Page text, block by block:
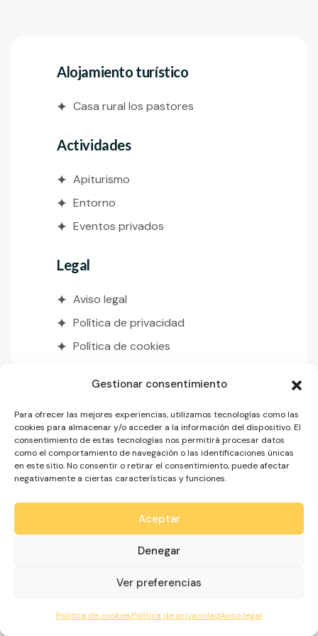
Gestionar consentimiento
Para ofrecer las mejores experiencias, utilizamos tecnologías como las
cookies para almacenar y/o acceder a la información del dispositivo. El
consentimiento de estas tecnologías nos permitirá procesar datos
como el comportamiento de navegación o las identificaciones únicas
en este sitio. No consentir o retirar el consentimiento, puede afectar
negativamente a ciertas características y funciones.
Aceptar
Denegar
Ver preferencias
Política de cookiesPolítica de privacidadAviso legal
Alojamiento turístico
Casa rural los pastores
Actividades
Apiturismo
Entorno
Eventos privados
Legal
Aviso legal
Política de privacidad
Política de cookies
Quién somos
Contacto
casasdemadrona@hotmail.com
604469789
Web design by Xufa Studio